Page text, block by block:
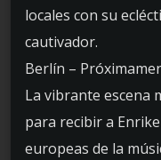
locales con su
cautivador.
Berlín –
La vibrante escena
para recibir a
europeas de la